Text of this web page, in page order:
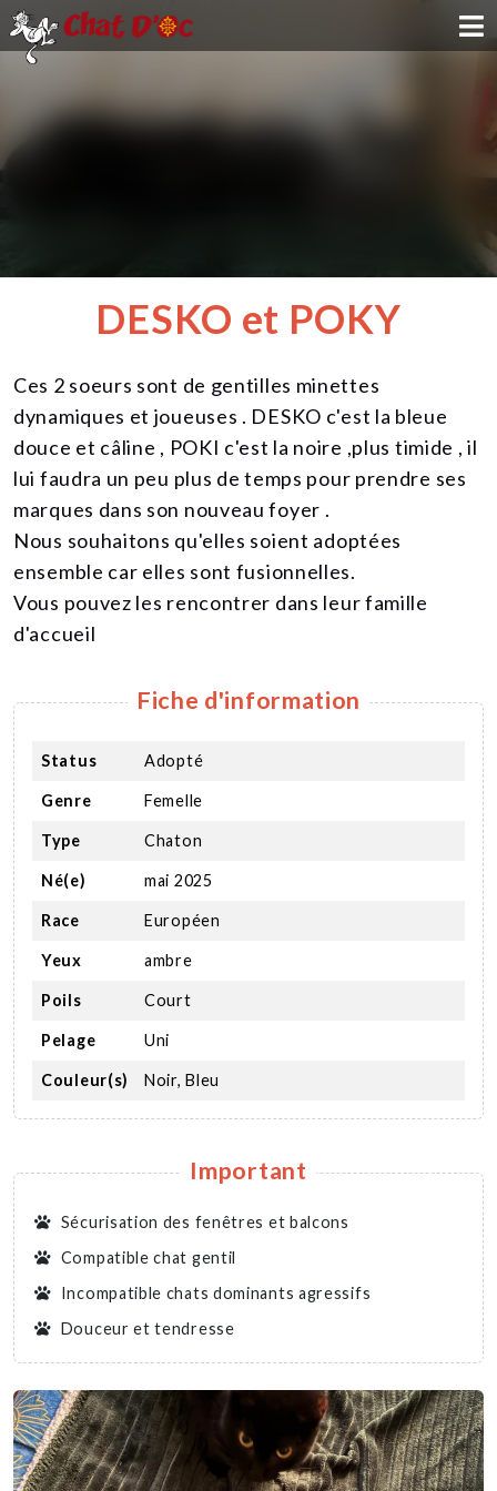
ADOPTION
NOUS SOUTENIR
CONTACT
DESKO et POKY
Ces 2 soeurs sont de gentilles minettes
dynamiques et joueuses . DESKO c'est la bleue
douce et câline , POKI c'est la noire ,plus timide , il
lui faudra un peu plus de temps pour prendre ses
marques dans son nouveau foyer .
Nous souhaitons qu'elles soient adoptées
ensemble car elles sont fusionnelles.
Vous pouvez les rencontrer dans leur famille
d'accueil
Fiche d'information
Status Adopté
Genre Femelle
Type Chaton
Né(e) mai 2025
Race Européen
Yeux ambre
Poils Court
Pelage Uni
Couleur(s) Noir, Bleu
Important
Sécurisation des fenêtres et balcons
Compatible chat gentil
Incompatible chats dominants agressifs
Douceur et tendresse